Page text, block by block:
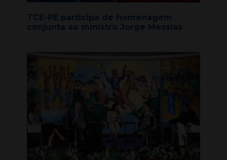
TCE-PE participa de homenagem
conjunta ao ministro Jorge Messias